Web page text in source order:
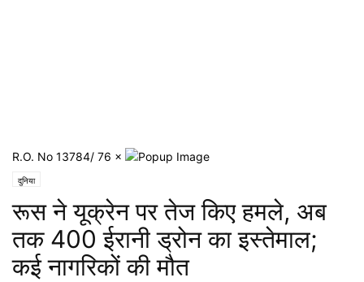
R.O. No 13784/ 76 ×
दुनिया
रूस ने यूक्रेन पर तेज किए हमले, अब
तक 400 ईरानी ड्रोन का इस्तेमाल;
कई नागरिकों की मौत